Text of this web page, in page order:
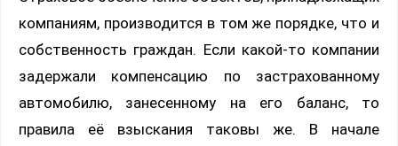
компаниям, производится в том же порядке, что и
собственность граждан. Если какой-то компании
задержали компенсацию по застрахованному
автомобилю, занесенному на его баланс, то
правила её взыскания таковы же. В начале